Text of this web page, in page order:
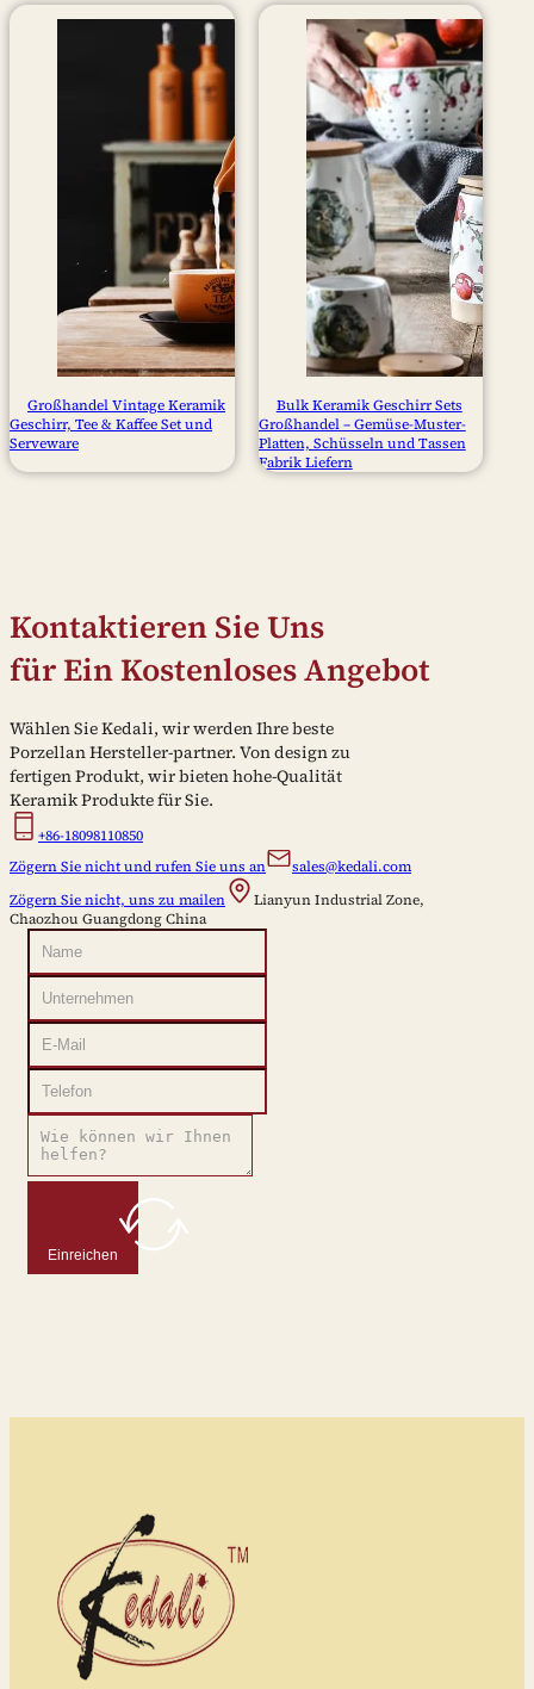
Großhandel Vintage Keramik
Geschirr, Tee & Kaffee Set und
Serveware
Bulk Keramik Geschirr Sets
Großhandel – Gemüse-Muster-
Platten, Schüsseln und Tassen
Fabrik Liefern
Kontaktieren Sie Uns
für Ein Kostenloses Angebot
Wählen Sie Kedali, wir werden Ihre beste
Porzellan Hersteller-partner. Von design zu
fertigen Produkt, wir bieten hohe-Qualität
Keramik Produkte für Sie.
+86-18098110850
Zögern Sie nicht und rufen Sie uns an
sales@kedali.com
Zögern Sie nicht, uns zu mailen
Lianyun Industrial Zone,
Chaozhou Guangdong China
Einreichen